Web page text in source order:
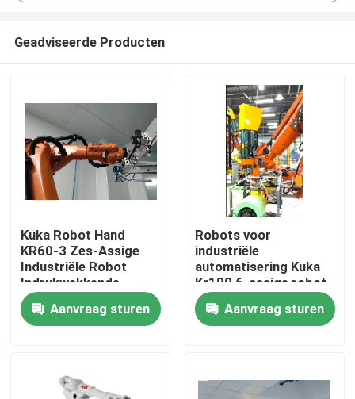
Producten
Geadviseerde Producten
Kuka Robot Hand
KR60-3 Zes-Assige
Industriële Robot
Indrukwekkende
Snelheid
Aanvraag sturen
Robots voor
industriële
automatisering Kuka
Kr180 6-assige robot
Aanvraag sturen